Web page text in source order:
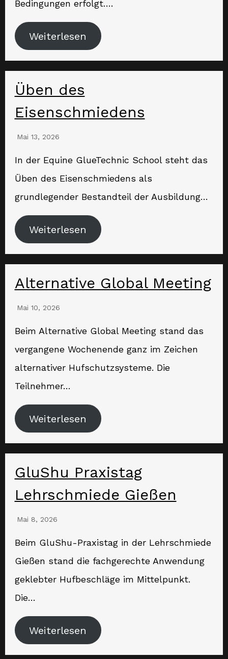
Bedingungen erfolgt….
Weiterlesen
Üben des
Eisenschmiedens
Mai 13, 2026
In der Equine GlueTechnic School steht das
Üben des Eisenschmiedens als
grundlegender Bestandteil der Ausbildung…
Weiterlesen
Alternative Global Meeting
Mai 10, 2026
Beim Alternative Global Meeting stand das
vergangene Wochenende ganz im Zeichen
alternativer Hufschutzsysteme. Die
Teilnehmer…
Weiterlesen
GluShu Praxistag
Lehrschmiede Gießen
Mai 8, 2026
Beim GluShu-Praxistag in der Lehrschmiede
Gießen stand die fachgerechte Anwendung
geklebter Hufbeschläge im Mittelpunkt.
Die…
Weiterlesen